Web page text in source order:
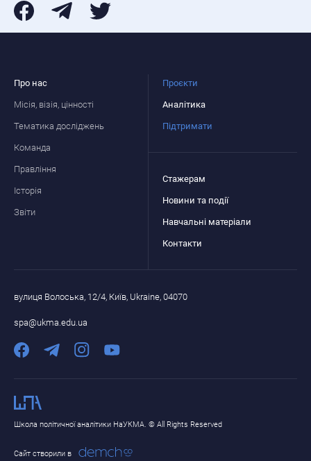
Про нас
Місія, візія, цінності
Тематика досліджень
Команда
Правління
Історія
Звіти
Проєкти
Аналітика
Підтримати
Стажерам
Новини та події
Навчальні матеріали
Контакти
вулиця Волоська, 12/4, Київ, Ukraine, 04070
spa@ukma.edu.ua
Школа політичної аналітики НаУКМА. © All Rights Reserved
Сайт створили в